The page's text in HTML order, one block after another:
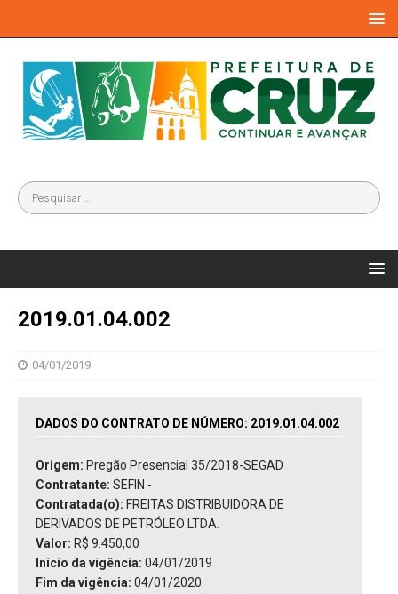
2019.01.04.002
04/01/2019
DADOS DO CONTRATO DE NÚMERO: 2019.01.04.002
Origem: Pregão Presencial 35/2018-SEGAD
Contratante: SEFIN -
Contratada(o): FREITAS DISTRIBUIDORA DE
DERIVADOS DE PETRÓLEO LTDA.
Valor: R$ 9.450,00
Início da vigência: 04/01/2019
Fim da vigência: 04/01/2020